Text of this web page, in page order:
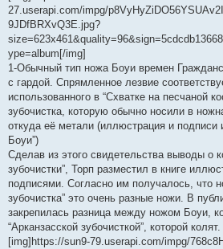
27.userapi.com/impg/
9JDfBRXvQ3E.jpg?
ype=album[/img]
1-Обычный тип ножа Боуи времен
с гардой. Спрямленное лезвие
использованного в “Схватке на песчаной
зубочистка, которую обычно носили в
откуда её метали (иллюстрация и подписи
Боуи”)
Сделав из этого свидетельства выводы о
зубочистки”, Торп разместил в книге
подписями. Согласно им получалось, что
зубочистка” это очень разные ножи. В
закрепилась разница между ножом Боуи,
“Арканзасской зубочисткой”, которой колят.
[img]https://sun9-79.userapi.com/impg/